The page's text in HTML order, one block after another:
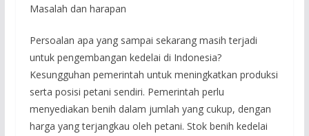
Masalah dan harapan
Persoalan apa yang sampai sekarang masih terjadi
untuk pengembangan kedelai di Indonesia?
Kesungguhan pemerintah untuk meningkatkan produksi
serta posisi petani sendiri. Pemerintah perlu
menyediakan benih dalam jumlah yang cukup, dengan
harga yang terjangkau oleh petani. Stok benih kedelai